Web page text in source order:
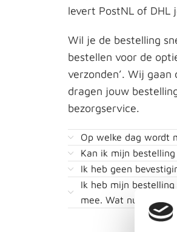
levert PostNL of DHL
Wil je de bestelling
bestellen voor de
verzonden’. Wij
dragen jouw
bezorgservice.
Op welke dag wordt
Kan ik mijn
Ik heb geen
Ik heb mijn
mee. Wat nu?